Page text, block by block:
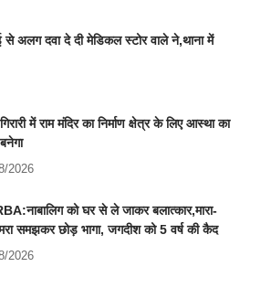
से अलग दवा दे दी मेडिकल स्टोर वाले ने,थाना में
में राम मंदिर का निर्माण क्षेत्र के लिए आस्था का
2026
को घर से ले जाकर बलात्कार,मारा-
समझकर छोड़ भागा, जगदीश को 5 वर्ष की कैद
2026